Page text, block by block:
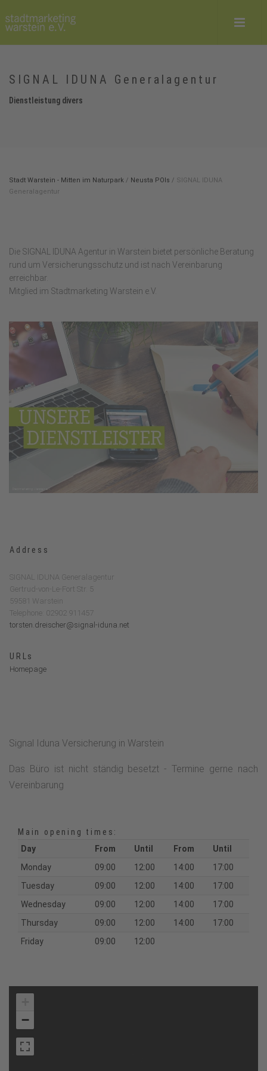
SIGNAL IDUNA Generalagentur
Dienstleistung divers
Stadt Warstein - Mitten im Naturpark / Neusta POIs / SIGNAL IDUNA
Generalagentur
Die SIGNAL IDUNA Agentur in Warstein bietet persönliche Beratung
rund um Versicherungsschutz und ist nach Vereinbarung
erreichbar.
Mitglied im Stadtmarketing Warstein e.V.
Address
SIGNAL IDUNA Generalagentur
Gertrud-von-Le-Fort Str. 5
59581 Warstein
Telephone: 02902 911457
torsten.dreischer@signal-iduna.net
URLs
Homepage
Signal Iduna Versicherung in Warstein
Das Büro ist nicht ständig besetzt - Termine gerne nach
Vereinbarung
Main opening times:
Day
From Until From
Until
Monday
09:00 12:00 14:00
17:00
Tuesday
09:00 12:00 14:00
17:00
Wednesday
09:00 12:00 14:00
17:00
Thursday
09:00 12:00 14:00
17:00
Friday
09:00 12:00
−